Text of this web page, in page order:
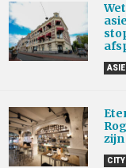
zijn